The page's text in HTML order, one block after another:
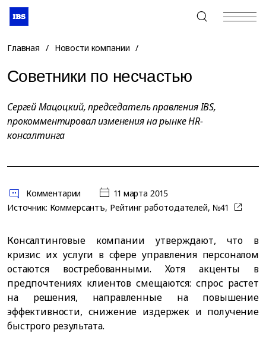
+7 (495) 967-80-80
Главная / Новости компании /
Советники по несчастью
Сергей Мацоцкий, председатель правления IBS,
прокомментировал изменения на рынке HR-
консалтинга
Комментарии
11 марта 2015
Источник: Коммерсантъ, Рейтинг работодателей, №41
Консалтинговые компании утверждают, что в
кризис их услуги в сфере управления персоналом
остаются востребованными. Хотя акценты в
предпочтениях клиентов смещаются: спрос растет
на решения, направленные на повышение
эффективности, снижение издержек и получение
быстрого результата.